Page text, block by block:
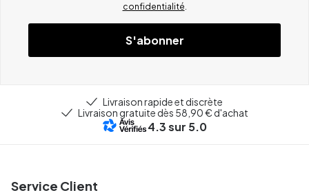
confidentialité
S'abonner
Livraison rapide et discrète
Livraison gratuite dès 58,90 € d'achat
4.3sur 5.0
Service Client